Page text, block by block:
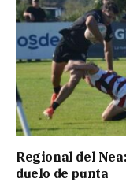
Regional del
duelo de punta